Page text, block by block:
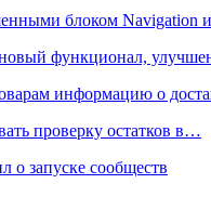
блоком Navigation
функционал,
информацию о
проверку остатков в…
о запуске сообществ